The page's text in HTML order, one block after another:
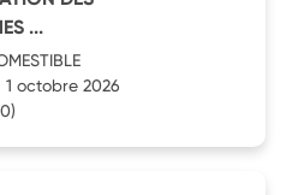
...
octobre 2026